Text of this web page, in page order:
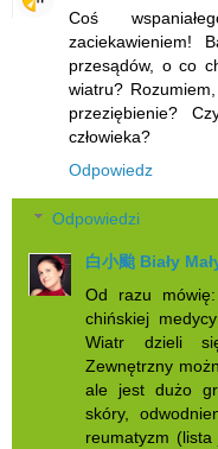
Coś
zaciekawieniem!
przesądów, o co
wiatru?
przeziębienie?
człowieka?
Odpowiedz
Odpowiedzi
白小颱 Biały
Od razu
chińskiej
Wiatr dzieli
Zewnętrzny
ale jest dużo
skóry,
reumatyzm (lista